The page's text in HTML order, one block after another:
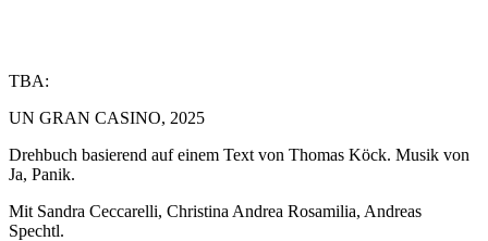
TBA:
UN GRAN CASINO, 2025
Drehbuch basierend auf einem Text von Thomas Köck. Musik von
Ja, Panik.
Mit Sandra Ceccarelli, Christina Andrea Rosamilia, Andreas
Spechtl.